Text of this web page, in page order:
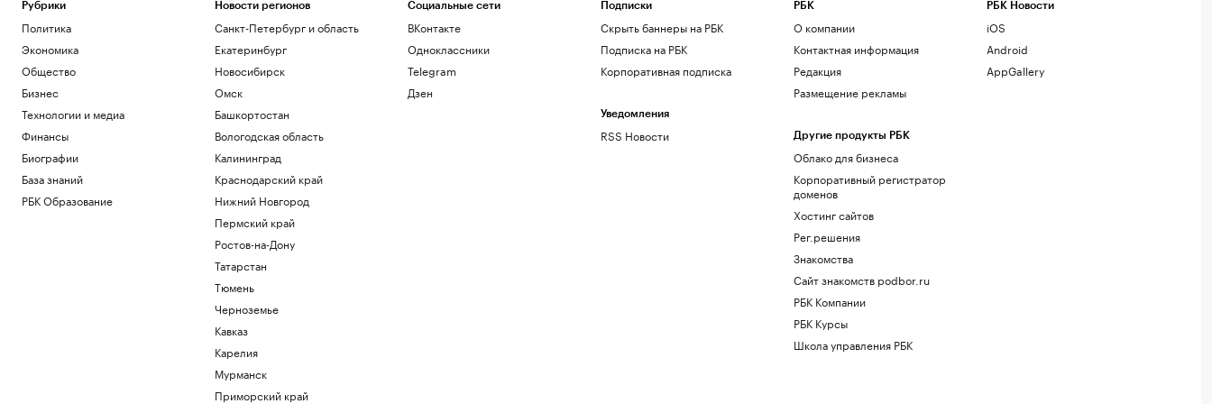
Рубрики
Политика
Экономика
Общество
Бизнес
Технологии и медиа
Финансы
Биографии
База знаний
РБК Образование
Новости регионов
Санкт-Петербург и область
Екатеринбург
Новосибирск
Омск
Башкортостан
Вологодская область
Калининград
Краснодарский край
Нижний Новгород
Пермский край
Ростов-на-Дону
Татарстан
Тюмень
Черноземье
Кавказ
Карелия
Мурманск
Приморский край
Социальные сети
ВКонтакте
Одноклассники
Telegram
Дзен
Подписки
Скрыть баннеры на РБК
Подписка на РБК
Корпоративная подписка
Уведомления
RSS Новости
РБК
О компании
Контактная информация
Редакция
Размещение рекламы
Другие продукты РБК
Облако для бизнеса
Корпоративный регистратор
доменов
Хостинг сайтов
Рег.решения
Знакомства
Сайт знакомств podbor.ru
РБК Компании
РБК Курсы
Школа управления РБК
РБК Новости
iOS
Android
AppGallery